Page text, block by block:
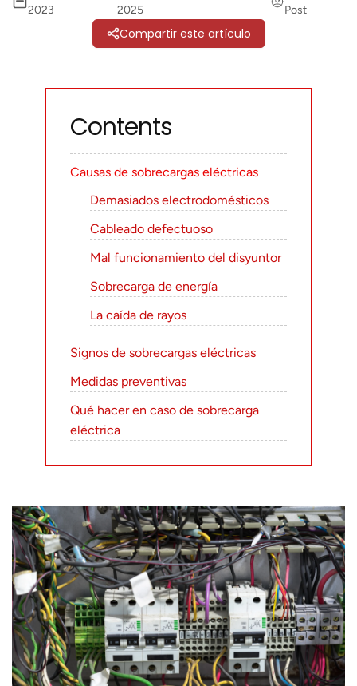
2023
2025
Post
Compartir este artículo
Contents
Causas de sobrecargas eléctricas
Demasiados electrodomésticos
Cableado defectuoso
Mal funcionamiento del disyuntor
Sobrecarga de energía
La caída de rayos
Signos de sobrecargas eléctricas
Medidas preventivas
Qué hacer en caso de sobrecarga
eléctrica